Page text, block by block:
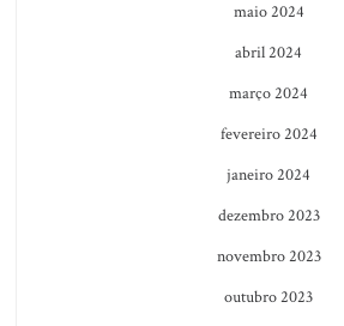
maio 2024
abril 2024
março 2024
fevereiro 2024
janeiro 2024
dezembro 2023
novembro 2023
outubro 2023